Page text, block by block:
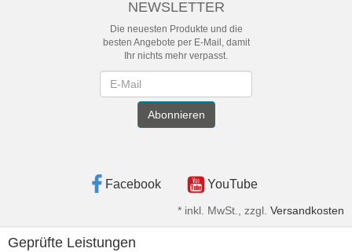
NEWSLETTER
Die neuesten Produkte und die
besten Angebote per E-Mail, damit
Ihr nichts mehr verpasst.
Abonnieren
Facebook YouTube
* inkl. MwSt., zzgl. Versandkosten
Geprüfte Leistungen